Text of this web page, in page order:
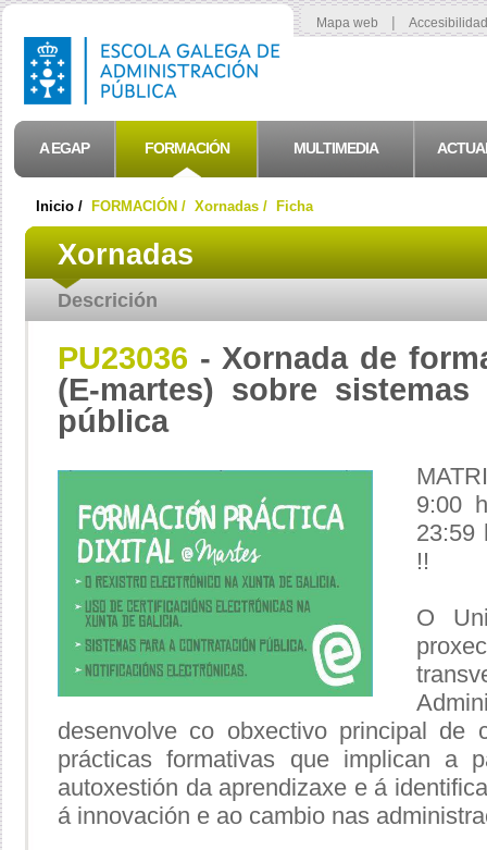
Mapa web |
A EGAP FORMACIÓN MULTIMEDIA
Inicio / FORMACIÓN / Xornadas / Ficha
Descrición
Xornadas
PU23036 - Xornada de
(E-martes) sobre
pública
9:00
23:59
!!
O
desenvolve co obxectivo principal de
prácticas formativas que implican a
autoxestión da aprendizaxe e á
á innovación e ao cambio nas